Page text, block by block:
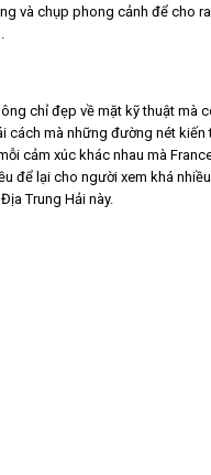
và chụp phong cảnh để cho
chỉ đẹp về mặt kỹ thuật mà
cách mà những đường nét kiến
cảm xúc khác nhau mà
để lại cho người xem khá
Trung Hải này.